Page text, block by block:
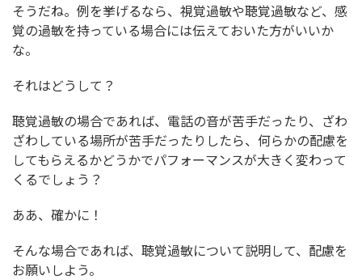
そうだね。例を挙げるなら、視覚過敏や聴覚過敏など、感
覚の過敏を持っている場合には伝えておいた方がいいか
な。
それはどうして？
聴覚過敏の場合であれば、電話の音が苦手だったり、ざわ
ざわしている場所が苦手だったりしたら、何らかの配慮を
してもらえるかどうかでパフォーマンスが大きく変わって
くるでしょう？
ああ、確かに！
そんな場合であれば、聴覚過敏について説明して、配慮を
お願いしよう。